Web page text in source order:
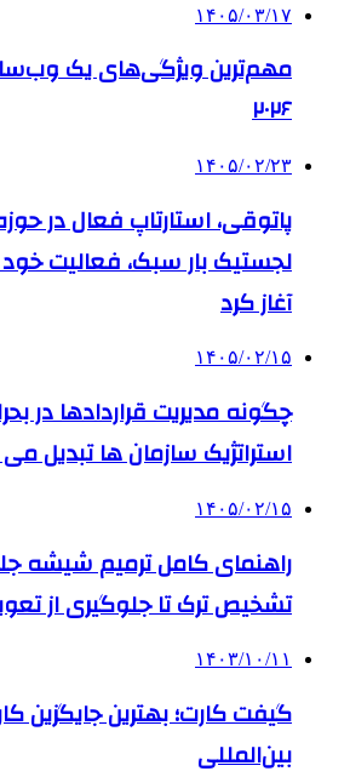
۱۴۰۵/۰۳/۱۷
مهم‌ترین ویژگی‌های یک
۲۰۲۶
۱۴۰۵/۰۲/۲۳
پاتوقی، استارتاپ فعال در
لجستیک بار سبک، فعالیت خود
آغاز کرد
۱۴۰۵/۰۲/۱۵
چگونه مدیریت قراردادها در
استراتژیک سازمان ها تبدیل
۱۴۰۵/۰۲/۱۵
راهنمای کامل ترمیم شیشه
تشخیص ترک تا جلوگیری از
۱۴۰۳/۱۰/۱۱
گیفت کارت؛ بهترین جایگزین
بین‌المللی